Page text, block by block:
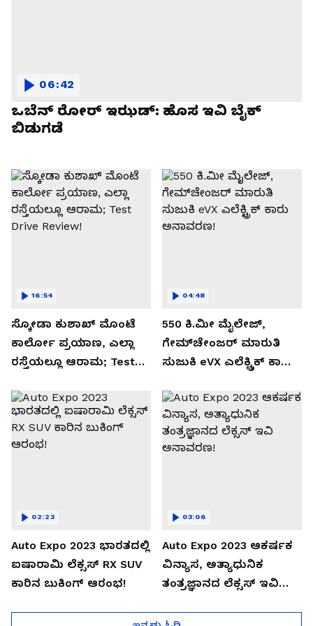
ಒಬೆನ್ ರೋರ್ ಇಝಡ್: ಹೊಸ ಇವಿ ಬೈಕ್
ಬಿಡುಗಡೆ
06:42
ಸ್ಕೋಡಾ ಕುಶಾಖ್ ಮೊಂಟೆ
ಕಾರ್ಲೋ ಪ್ರಯಾಣ, ಎಲ್ಲಾ
ರಸ್ತೆಯಲ್ಲೂ ಆರಾಮ; Test
16:54
550 ಕಿ.ಮೀ ಮೈಲೇಜ್,
ಗೇಮ್‌ಚೇಂಜರ್ ಮಾರುತಿ
ಸುಜುಕಿ eVX ಎಲೆಕ್ಟ್ರಿಕ್ ಕಾರು
04:48
Auto Expo 2023 ಭಾರತದಲ್ಲಿ
ಐಷಾರಾಮಿ ಲೆಕ್ಸಸ್ RX SUV
ಕಾರಿನ ಬುಕಿಂಗ್ ಆರಂಭ!
02:23
Auto Expo 2023 ಆಕರ್ಷಕ
ವಿನ್ಯಾಸ, ಅತ್ಯಾಧುನಿಕ
ತಂತ್ರಜ್ಞಾನದ ಲೆಕ್ಸಸ್ ಇವಿ
03:06